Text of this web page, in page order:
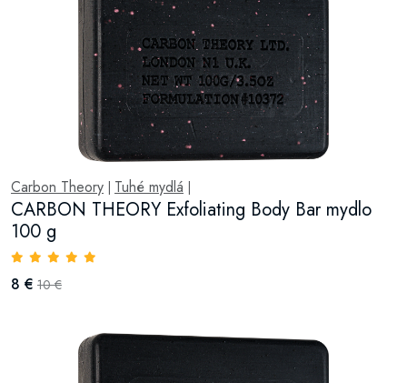
Carbon Theory Tuhé mydlá
CARBON THEORY Exfoliating Body Bar mydlo
100 g
8 € 10 €